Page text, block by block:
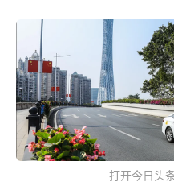
打开今日头